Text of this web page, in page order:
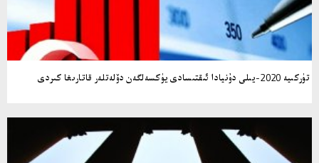
تۈركىيە 2020-يىلى دۇنيادا ئىقتىسادى يۈكسەلگەن دۆلەتلەر قاتارىغا كىردى